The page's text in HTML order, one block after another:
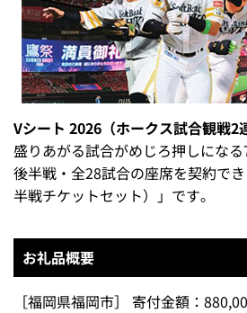
Vシート 2026（ホークス試合観戦2
盛りあがる試合がめじろ押しにな
後半戦・全28試合の座席を契約で
半戦チケットセット）」です。
お礼品概要
［福岡県福岡市］ 寄付金額：